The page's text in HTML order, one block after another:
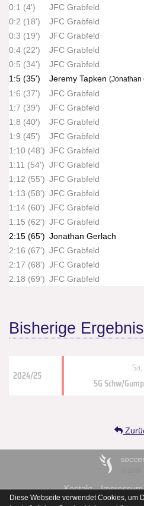
0:1 (4')
JFC Grabfeld
0:2 (18')
JFC Grabfeld
0:3 (19')
JFC Grabfeld
0:4 (22')
JFC Grabfeld
0:5 (34')
JFC Grabfeld
1:5 (35')
Jeremy Tapken (Jonathan
1:6 (37')
JFC Grabfeld
1:7 (39')
JFC Grabfeld
1:8 (40')
JFC Grabfeld
1:9 (45')
JFC Grabfeld
1:10 (48') JFC Grabfeld
1:11 (54') JFC Grabfeld
1:12 (55') JFC Grabfeld
1:13 (58') JFC Grabfeld
1:14 (60') JFC Grabfeld
1:15 (62') JFC Grabfeld
2:15 (65') Jonathan Gerlach
2:16 (67') JFC Grabfeld
2:17 (68') JFC Grabfeld
2:18 (69') JFC Grabfeld
Bisherige
2024/25
SG Schw/Gump
Kontakt Impressum
Diese Webseite verwendet Cookies, um